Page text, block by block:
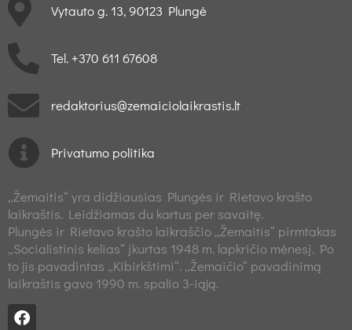
Vytauto g. 13, 90123 Plungė
Tel. +370 611 67608
redaktorius@zemaiciolaikrastis.lt
Privatumo politika
„Žemaitis“ yra didžiausias Plungės ir Rietavo krašto
laikraštis. Leidžiamas du kartus per savaitę.
Plungės ir Rietavo krašto laikraščio „Žemaitis“ pirmtakas
„Socialistinis kelias“ įkurtas 1948 m. lapkričio mėnesį. Po
to jis pavadintas „Kibirkštimi“. „Žemaičio“ pavadinimą
laikraštis gavo 1990 m. spalio 3-iąją.